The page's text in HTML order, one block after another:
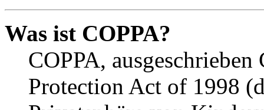
Was ist COPPA?
COPPA,
Protection Act of 1998